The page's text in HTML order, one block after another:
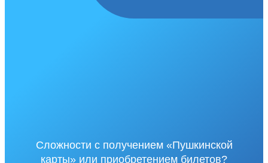
Сложности с получением «Пушкинской
карты» или приобретением билетов?